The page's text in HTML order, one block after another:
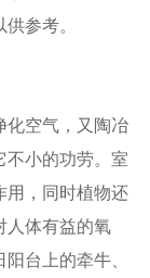
参考。
空气，又陶冶
不小的功劳。室
用，同时植物还
人体有益的氧
台上的牵牛、